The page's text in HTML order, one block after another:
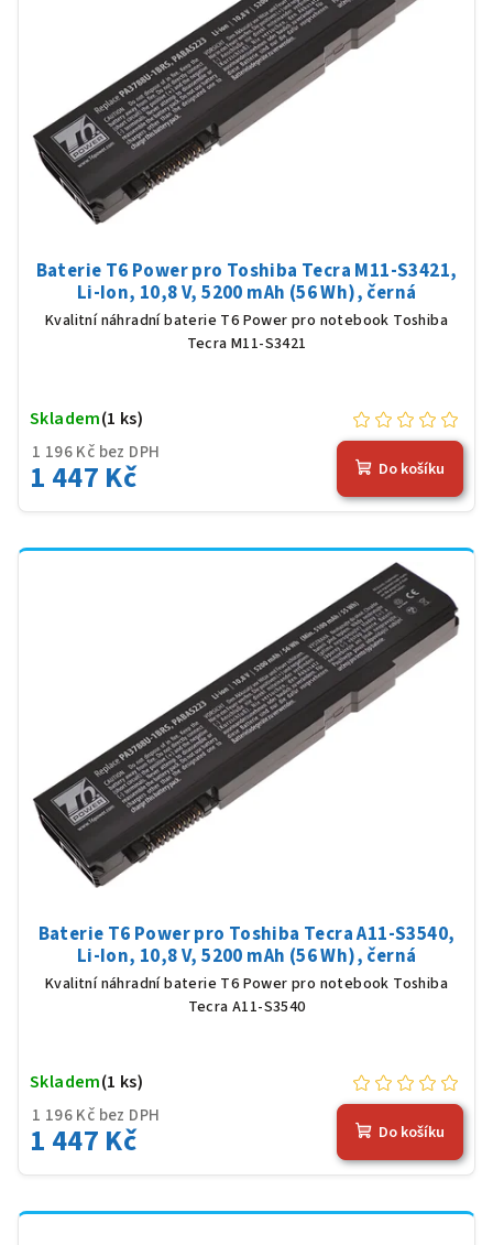
Baterie T6 Power pro Toshiba Tecra M11-S3421,
Li-Ion, 10,8 V, 5200 mAh (56 Wh), černá
Kvalitní náhradní baterie T6 Power pro notebook Toshiba
Tecra M11-S3421
1 196 Kč bez DPH
1 447 Kč
Skladem(1 ks)
Do košíku
Baterie T6 Power pro Toshiba Tecra A11-S3540,
Li-Ion, 10,8 V, 5200 mAh (56 Wh), černá
Kvalitní náhradní baterie T6 Power pro notebook Toshiba
Tecra A11-S3540
1 196 Kč bez DPH
1 447 Kč
Skladem(1 ks)
Do košíku